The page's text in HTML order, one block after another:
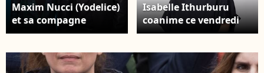
Maxim Nucci (Yodelice)
et sa compagne
Isabelle Ithurburu -
Beauté à l’institut
Isabelle Ithurburu
coanime ce vendredi
soir la grande émission
50' Inside sur TF1, aux